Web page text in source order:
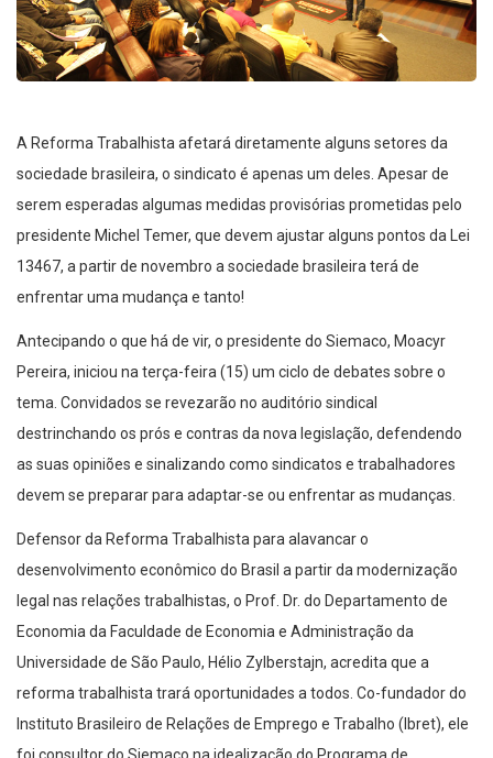
A Reforma Trabalhista afetará diretamente alguns setores da
sociedade brasileira, o sindicato é apenas um deles. Apesar de
serem esperadas algumas medidas provisórias prometidas pelo
presidente Michel Temer, que devem ajustar alguns pontos da Lei
13467, a partir de novembro a sociedade brasileira terá de
enfrentar uma mudança e tanto!
Antecipando o que há de vir, o presidente do Siemaco, Moacyr
Pereira, iniciou na terça-feira (15) um ciclo de debates sobre o
tema. Convidados se revezarão no auditório sindical
destrinchando os prós e contras da nova legislação, defendendo
as suas opiniões e sinalizando como sindicatos e trabalhadores
devem se preparar para adaptar-se ou enfrentar as mudanças.
Defensor da Reforma Trabalhista para alavancar o
desenvolvimento econômico do Brasil a partir da modernização
legal nas relações trabalhistas, o Prof. Dr. do Departamento de
Economia da Faculdade de Economia e Administração da
Universidade de São Paulo, Hélio Zylberstajn, acredita que a
reforma trabalhista trará oportunidades a todos. Co-fundador do
Instituto Brasileiro de Relações de Emprego e Trabalho (Ibret), ele
foi consultor do Siemaco na idealização do Programa de